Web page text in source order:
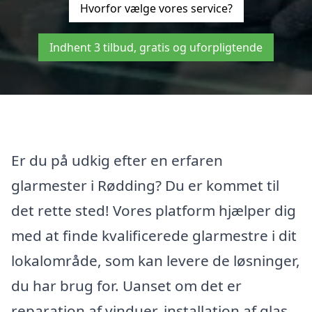
Hvorfor vælge vores service?
Indhent 3 tilbud, gratis og uforpligtende
Er du på udkig efter en erfaren
glarmester i Rødding? Du er kommet til
det rette sted! Vores platform hjælper dig
med at finde kvalificerede glarmestre i dit
lokalområde, som kan levere de løsninger,
du har brug for. Uanset om det er